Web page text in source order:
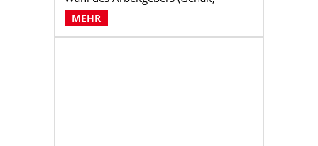
Karrierechancen, Teamgeist, variable
Arbeitszeiten, Vereinbarkeit von
Familie und Beruf oder Beteiligung am
MEHR